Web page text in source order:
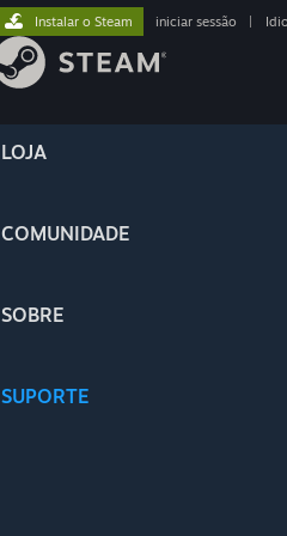
LOJA
COMUNIDADE
SOBRE
SUPORTE
Instalar o Steam iniciar sessão